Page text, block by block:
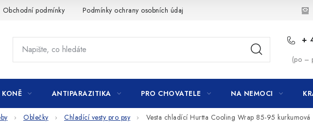
Obchodní podmínky Podmínky ochrany osobních údajů
+
(po –
KONĚ ANTIPARAZITIKA PRO CHOVATELE NA NEMOCI
Oblečky Chladící vesty pro psy Vesta chladící Hurtta Cooling Wrap 85-95 kurkumová